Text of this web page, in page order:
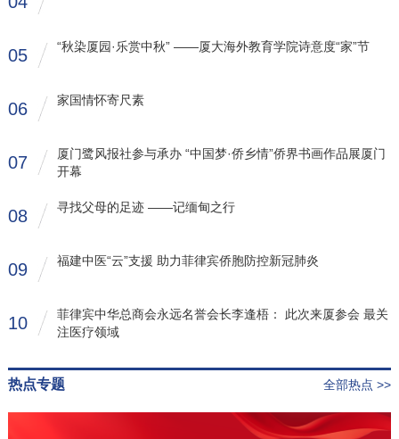
05 “秋染厦园·乐赏中秋” ——厦大海外教育学院诗意度“家”节
06 家国情怀寄尺素
07
厦门鹭风报社参与承办 “中国梦·侨乡情”侨界书画作品展厦门
开幕
08 寻找父母的足迹 ——记缅甸之行
09 福建中医“云”支援 助力菲律宾侨胞防控新冠肺炎
10
菲律宾中华总商会永远名誉会长李逢梧： 此次来厦参会 最关
注医疗领域
热点专题 全部热点 >>